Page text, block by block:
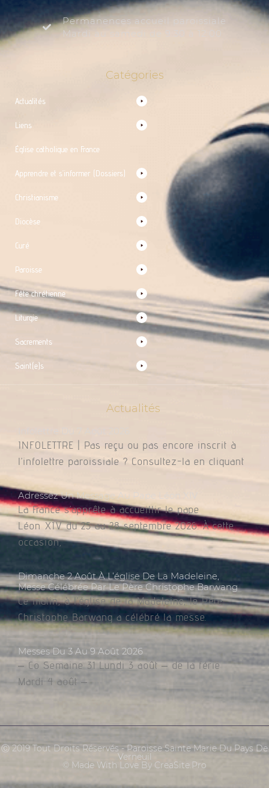
Permanences accueil paroissiale
Mardi au samedi de 9:30 à 12:00
Catégories
Actualités
Liens
Église catholique en France
Apprendre et s’informer (Dossiers)
Christianisme
Diocèse
Curé
Paroisse
Fête chrétienne
Liturgie
Sacrements
Saint(e)s
Actualités
INFOLETTRE | Pas reçu ou pas encore inscrit à
l’infolettre paroissiale ? Consultez-la en cliquant
Adressez Un Message Au Pape Léon XIV
La France s’apprête à accueillir le pape
Léon XIV du 25 au 28 septembre 2026. À cette
occasion,
Dimanche 2 Août À L’église De La Madeleine,
Messe Célébrée Par Le Père Christophe Barwang
Ce matin, à l’église de la Madeleine, le Père
Christophe Barwang a célébré la messe.
Messes Du 3 Au 9 Août 2026
– Co Semaine 31 Lundi 3 août – de la férie
Mardi 4 août –
Ⓒ 2019 Tout Droits Réservés - Paroisse Sainte Marie Du Pays De
Verneuil
© Made With Love By CreaSite.Pro